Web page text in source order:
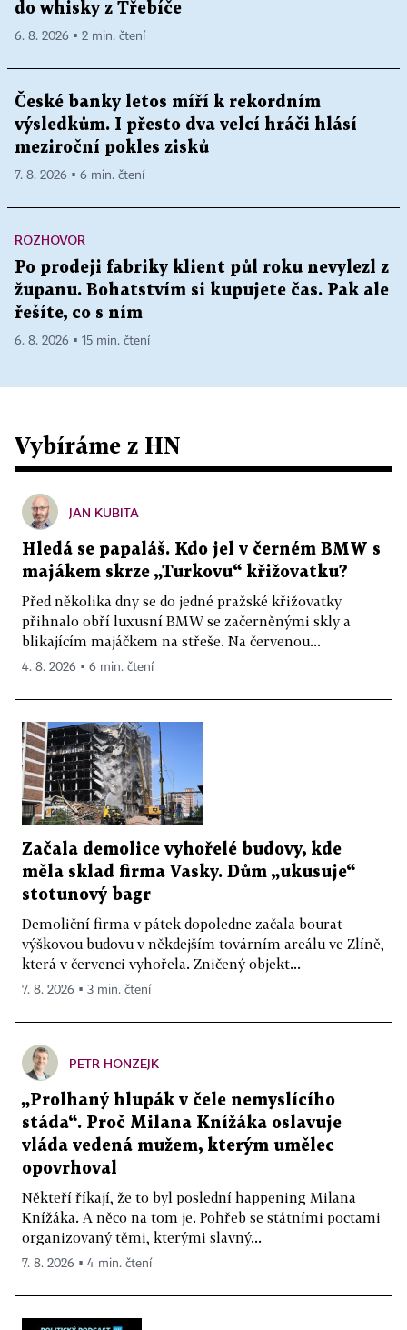
do whisky z Třebíče
6. 8. 2026 ▪ 2 min. čtení
České banky letos míří k rekordním
výsledkům. I přesto dva velcí hráči hlásí
meziroční pokles zisků
7. 8. 2026 ▪ 6 min. čtení
ROZHOVOR
Po prodeji fabriky klient půl roku nevylezl z
županu. Bohatstvím si kupujete čas. Pak ale
řešíte, co s ním
6. 8. 2026 ▪ 15 min. čtení
Vybíráme z HN
JAN KUBITA
Hledá se papaláš. Kdo jel v černém BMW s
majákem skrze „Turkovu“ křižovatku?
Před několika dny se do jedné pražské křižovatky
přihnalo obří luxusní BMW se začerněnými skly a
blikajícím majáčkem na střeše. Na červenou...
4. 8. 2026 ▪ 6 min. čtení
Začala demolice vyhořelé budovy, kde
měla sklad firma Vasky. Dům „ukusuje“
stotunový bagr
Demoliční firma v pátek dopoledne začala bourat
výškovou budovu v někdejším továrním areálu ve Zlíně,
která v červenci vyhořela. Zničený objekt...
7. 8. 2026 ▪ 3 min. čtení
PETR HONZEJK
„Prolhaný hlupák v čele nemyslícího
stáda“. Proč Milana Knížáka oslavuje
vláda vedená mužem, kterým umělec
opovrhoval
Někteří říkají, že to byl poslední happening Milana
Knížáka. A něco na tom je. Pohřeb se státními poctami
organizovaný těmi, kterými slavný...
7. 8. 2026 ▪ 4 min. čtení